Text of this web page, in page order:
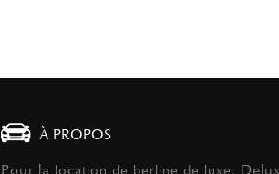
À PROPOS
Pour la location de berline de luxe,